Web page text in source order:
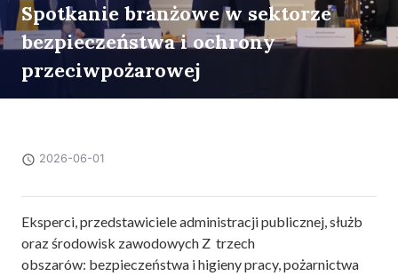
Spotkanie branżowe w sektorze
bezpieczeństwa i ochrony
przeciwpożarowej
2026-06-01
Eksperci, przedstawiciele administracji publicznej, służb
oraz środowisk zawodowych Z trzech
obszarów: bezpieczeństwa i higieny pracy, pożarnictwa